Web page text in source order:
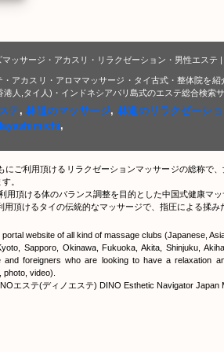
ッサージ・アカスリ・リラクゼーション・男性エステ
アカスリ・アロママッサージ・タイ古式・整体院を
港人,タイ人)・インドネシアバリ島式のエステ総合検索
テ,林道のマッサージ, 林道のリラクゼーショ
,
にご利用頂けるリラクゼーションマッサージの総称で
。
用頂ける体のバランス調整を目的とした中国式健康マッ
用頂けるタイの伝統的なマッサージで、指圧による揉み
website of all kind of massage clubs (Japanese,
Sapporo, Okinawa, Fukuoka, Akita, Shinjuku,
foreigners who are looking to have a relaxation
video).
エステ(ディノエステ) DINO Esthetic Navigator Japan